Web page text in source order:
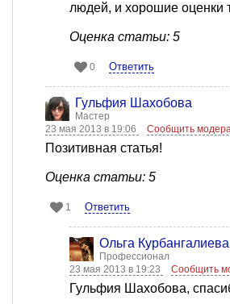
людей, и хорошие оценки
Оценка статьи: 5
0 Ответить
Гульфия Шахобова
Мастер
23 мая 2013 в 19:06
Сообщить
Позитивная статья!
Оценка статьи: 5
1 Ответить
Ольга Курбангалиева
Профессионал
23 мая 2013 в 19:23
Сообщить
Гульфия Шахобова,